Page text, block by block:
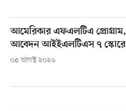
আমেরিকার এফএলটিএ প্রোগ্রাম,
আবেদন আইইএলটিএস ৭ স্কোরে
০৫ আগস্ট ২০২৬